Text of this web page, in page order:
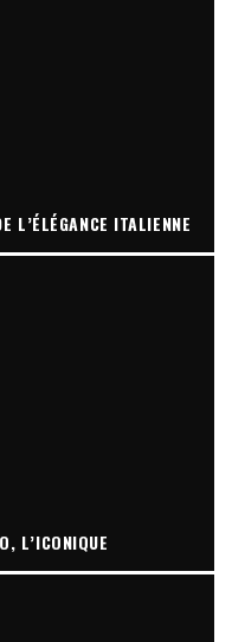
L’ÉLÉGANCE ITALIENNE
L’ICONIQUE